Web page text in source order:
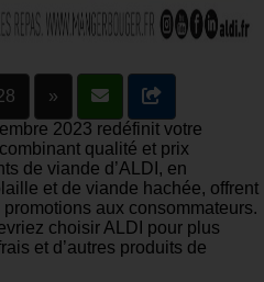
»
2023 redéfinit votre
qualité et prix
de viande d’ALDI, en
et de viande hachée, offrent
aux consommateurs.
choisir ALDI pour plus
et d’autres produits de